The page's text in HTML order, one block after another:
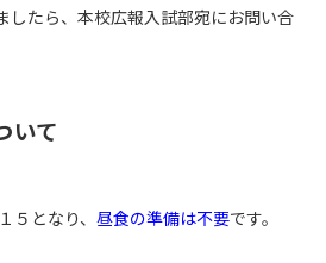
したら、本校広報入試部宛にお問い合
いて
となり、 昼食の準備は不要です。